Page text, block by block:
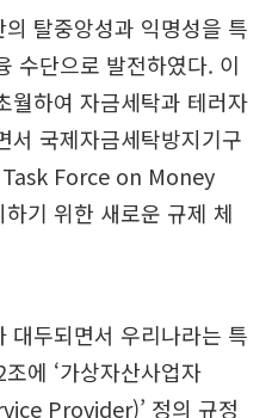
탈중앙성과 익명성을 특
수단으로 발전하였다. 이
월하여 자금세탁과 테러자
서 국제자금세탁방지기구
Force on Money
기 위한 새로운 규제 체
대두되면서 우리나라는 특
에 ‘가상자산사업자
Provider)’ 정의 규정